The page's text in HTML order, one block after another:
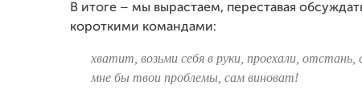
В итоге – мы вырастаем, переставая
короткими командами:
хватит, возьми себя в руки, проехали, отстань,
мне бы твои проблемы, сам виноват!